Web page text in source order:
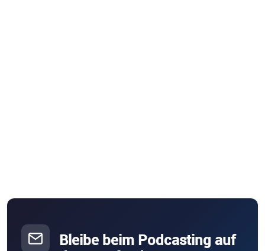
Bleibe beim Podcasting auf